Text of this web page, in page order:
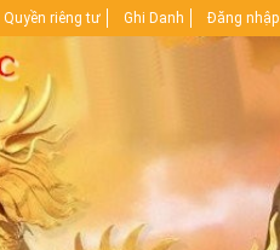
Quyền riêng tư Ghi Danh Đăng nhập